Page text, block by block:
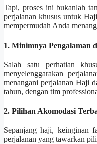
Tapi, proses ini bukanlah
perjalanan khusus untuk
mempermudah Anda
1. Minimnya Pengalaman
Salah satu perhatian
menyelenggarakan
menangani perjalanan Haji
tahun, dengan tim
2. Pilihan Akomodasi
Sepanjang haji, keinginan
perjalanan yang tawarkan